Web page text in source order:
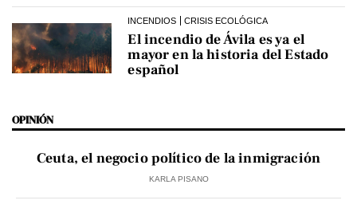
INCENDIOS CRISIS ECOLÓGICA
El incendio de Ávila es ya el
mayor en la historia del Estado
español
OPINIÓN
Ceuta, el negocio político de la inmigración
KARLA PISANO